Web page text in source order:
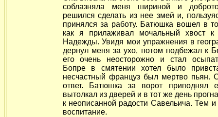
соблазняла меня шириной и
решился сделать из нее змей и,
принялся за работу. Батюшка вошел в
как я прилаживал мочальный хвост
Надежды. Увидя мои упражнения в
дернул меня за ухо, потом подбежал к
его очень неосторожно и стал
Бопре в смятении хотел было
несчастный француз был мертво пьян.
ответ. Батюшка за ворот приподнял
вытолкал из дверей и в тот же день
к неописанной радости Савельича. Тем
воспитание.